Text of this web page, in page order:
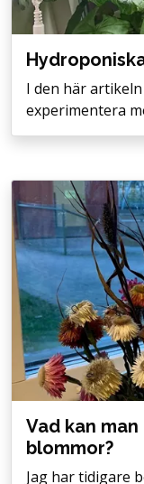
I den här
experimentera
Vad kan
blommor?
Jag har tidigare